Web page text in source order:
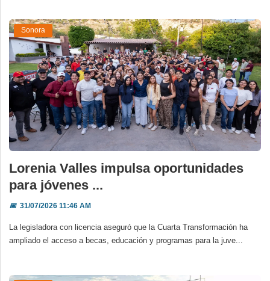
Sonora
Lorenia Valles impulsa oportunidades
para jóvenes ...
📅31/07/2026 11:46 AM
La legisladora con licencia aseguró que la Cuarta Transformación ha
ampliado el acceso a becas, educación y programas para la juve...